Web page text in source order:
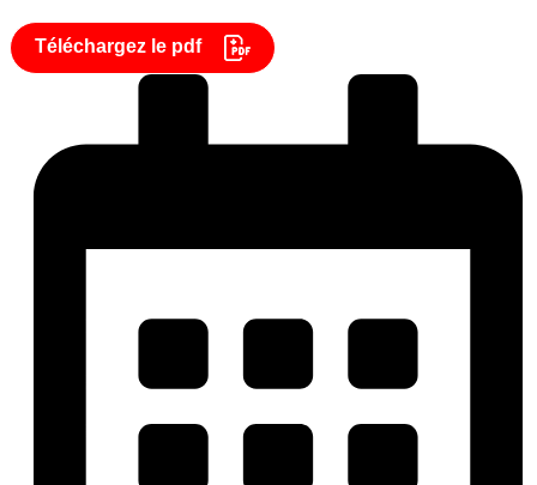
Téléchargez le pdf